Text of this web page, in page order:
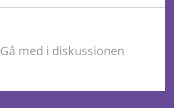
Gå med i diskussionen